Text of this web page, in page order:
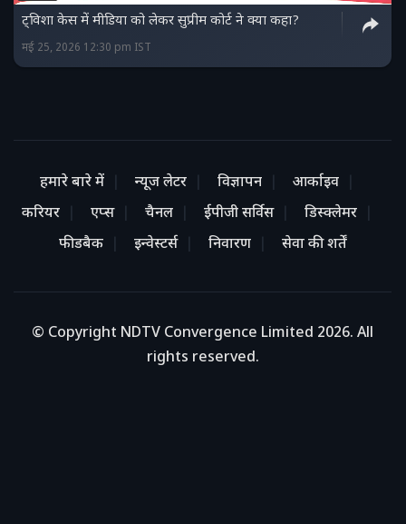
ट्विशा केस में मीडिया को लेकर सुप्रीम कोर्ट ने क्या कहा?
मई 25, 2026 12:30 pm IST
हमारे बारे में न्यूज लेटर विज्ञापन
आर्काइव
करियर
एप्स चैनल ईपीजी सर्विस
डिस्क्लेमर
फीडबैक
इन्वेस्टर्स निवारण सेवा की शर्तें
© Copyright NDTV Convergence Limited 2026. All
rights reserved.